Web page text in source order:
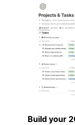
Build your